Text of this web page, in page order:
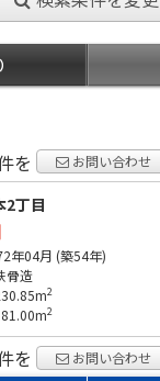
を
お問い合わせ
2丁目
年04月 (築54年)
骨造
2
2
を お問い合わせ